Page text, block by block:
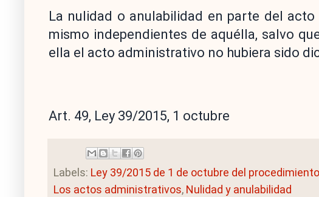
La nulidad o anulabilidad en parte del
mismo independientes de aquélla, salvo
ella el acto administrativo no hubiera sido
Art. 49, Ley 39/2015, 1 octubre
Labels: Ley 39/2015 de 1 de octubre del
Los actos administrativos, Nulidad y anulabilidad